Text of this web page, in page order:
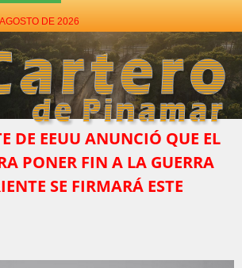
DE 2026
DE EEUU ANUNCIÓ QUE EL
PONER FIN A LA GUERRA
SE FIRMARÁ ESTE